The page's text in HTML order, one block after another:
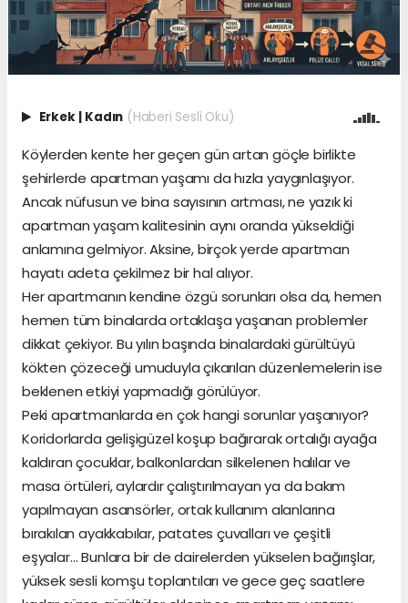
Erkek Kadın (Haberi Sesli Oku)
Köylerden kente her geçen gün artan göçle birlikte
şehirlerde apartman yaşamı da hızla yaygınlaşıyor.
Ancak nüfusun ve bina sayısının artması, ne yazık ki
apartman yaşam kalitesinin aynı oranda yükseldiği
anlamına gelmiyor. Aksine, birçok yerde apartman
hayatı adeta çekilmez bir hal alıyor.
Her apartmanın kendine özgü sorunları olsa da, hemen
hemen tüm binalarda ortaklaşa yaşanan problemler
dikkat çekiyor. Bu yılın başında binalardaki gürültüyü
kökten çözeceği umuduyla çıkarılan düzenlemelerin ise
beklenen etkiyi yapmadığı görülüyor.
Peki apartmanlarda en çok hangi sorunlar yaşanıyor?
Koridorlarda gelişigüzel koşup bağırarak ortalığı ayağa
kaldıran çocuklar, balkonlardan silkelenen halılar ve
masa örtüleri, aylardır çalıştırılmayan ya da bakım
yapılmayan asansörler, ortak kullanım alanlarına
bırakılan ayakkabılar, patates çuvalları ve çeşitli
eşyalar… Bunlara bir de dairelerden yükselen bağırışlar,
yüksek sesli komşu toplantıları ve gece geç saatlere